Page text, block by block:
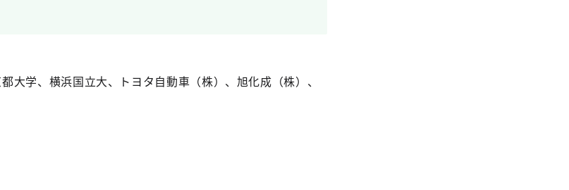
大学、横浜国立大、トヨタ自動車（株）、旭化成（株）、